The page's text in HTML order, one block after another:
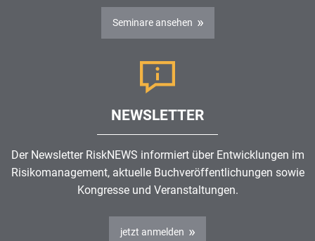
Seminare ansehen
NEWSLETTER
Der Newsletter RiskNEWS informiert über Entwicklungen im
Risikomanagement, aktuelle Buchveröffentlichungen sowie
Kongresse und Veranstaltungen.
jetzt anmelden